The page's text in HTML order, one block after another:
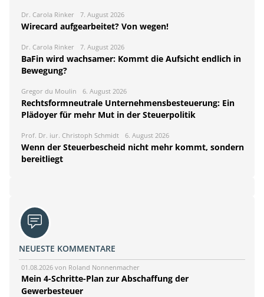
Dr. Carola Rinker 7. August 2026
Wirecard aufgearbeitet? Von wegen!
Dr. Carola Rinker 7. August 2026
BaFin wird wachsamer: Kommt die Aufsicht endlich in
Bewegung?
Gregor du Moulin 6. August 2026
Rechtsformneutrale Unternehmensbesteuerung: Ein
Plädoyer für mehr Mut in der Steuerpolitik
Prof. Dr. iur. Christoph Schmidt 6. August 2026
Wenn der Steuerbescheid nicht mehr kommt, sondern
bereitliegt
NEUESTE KOMMENTARE
01.08.2026 von Roland Nonnenmacher
Mein 4-Schritte-Plan zur Abschaffung der
Gewerbesteuer